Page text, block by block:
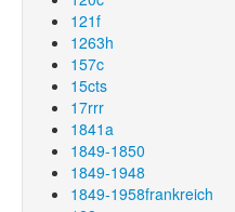
121f
1263h
157c
15cts
17rrr
1841a
1849-1850
1849-1948
1849-1958frankreich